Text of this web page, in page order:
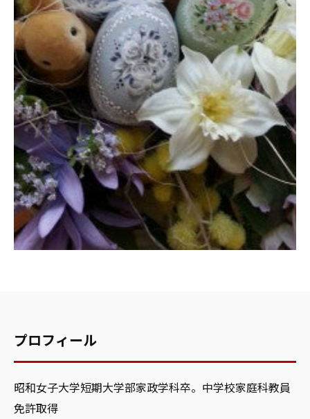
プロフィール
昭和女子大学短期大学部家政学科卒。中学校家庭科教員
免許取得